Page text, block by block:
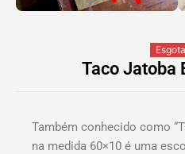
Taco Jatoba
Também conhecido como
na medida 60×10 é uma